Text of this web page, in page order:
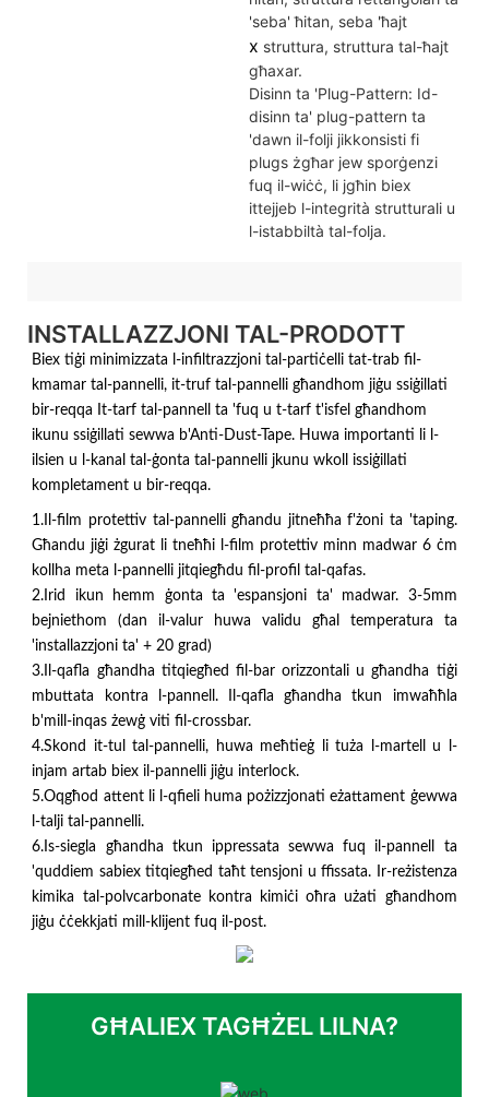
'seba' ħitan, seba 'ħajt
x struttura, struttura tal-ħajt
għaxar.
Disinn ta 'Plug-Pattern: Id-
disinn ta' plug-pattern ta
'dawn il-folji jikkonsisti fi
plugs żgħar jew sporġenzi
fuq il-wiċċ, li jgħin biex
ittejjeb l-integrità strutturali u
l-istabbiltà tal-folja.
INSTALLAZZJONI TAL-PRODOTT
Biex tiġi minimizzata l-infiltrazzjoni tal-partiċelli tat-trab fil-
kmamar tal-pannelli, it-truf tal-pannelli għandhom jiġu ssiġillati
bir-reqqa It-tarf tal-pannell ta 'fuq u t-tarf t'isfel għandhom
ikunu ssiġillati sewwa b'Anti-Dust-Tape. Huwa importanti li l-
ilsien u l-kanal tal-ġonta tal-pannelli jkunu wkoll issiġillati
kompletament u bir-reqqa.
1.Il-film protettiv tal-pannelli għandu jitneħħa f'żoni ta 'taping.
Għandu jiġi żgurat li tneħħi l-film protettiv minn madwar 6 ċm
kollha meta l-pannelli jitqiegħdu fil-profil tal-qafas.
2.Irid ikun hemm ġonta ta 'espansjoni ta' madwar. 3-5mm
bejniethom (dan il-valur huwa validu għal temperatura ta
'installazzjoni ta' + 20 grad)
3.Il-qafla għandha titqiegħed fil-bar orizzontali u għandha tiġi
mbuttata kontra l-pannell. Il-qafla għandha tkun imwaħħla
b'mill-inqas żewġ viti fil-crossbar.
4.Skond it-tul tal-pannelli, huwa meħtieġ li tuża l-martell u l-
injam artab biex il-pannelli jiġu interlock.
5.Oqgħod attent li l-qfieli huma pożizzjonati eżattament ġewwa
l-talji tal-pannelli.
6.Is-siegla għandha tkun ippressata sewwa fuq il-pannell ta
'quddiem sabiex titqiegħed taħt tensjoni u ffissata. Ir-reżistenza
kimika tal-polvcarbonate kontra kimiċi oħra użati għandhom
jiġu ċċekkjati mill-klijent fuq il-post.
GĦALIEX TAGĦŻEL LILNA?